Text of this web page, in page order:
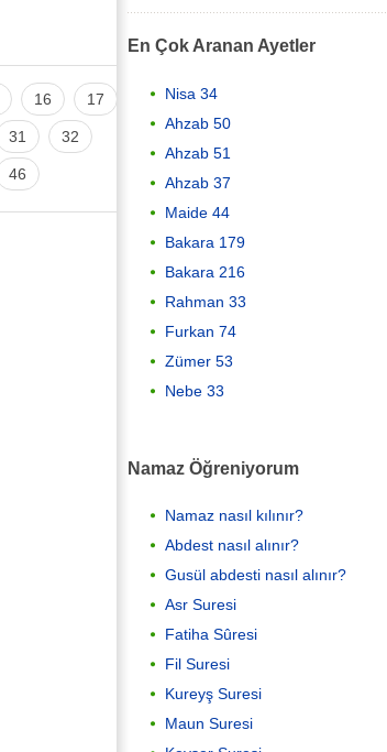
16 17
31 32
46
En Çok Aranan Ayetler
Nisa 34
Ahzab 50
Ahzab 51
Ahzab 37
Maide 44
Bakara 179
Bakara 216
Rahman 33
Furkan 74
Zümer 53
Nebe 33
Namaz Öğreniyorum
Namaz nasıl kılınır?
Abdest nasıl alınır?
Gusül abdesti nasıl alınır?
Asr Suresi
Fatiha Sûresi
Fil Suresi
Kureyş Suresi
Maun Suresi